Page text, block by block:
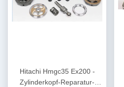
Hitachi Hmgc35 Ex200 -
Zylinderkopf-Reparatur-